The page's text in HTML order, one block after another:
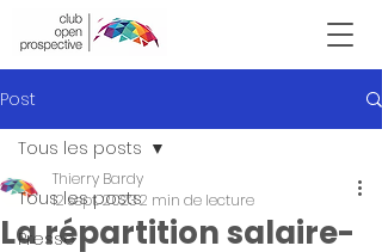
Victor Hugo
Post
Tous les posts
Presse
Tous les posts
La répartition salaire-
Thierry Bardy
12 sept. 20232 min de lecture